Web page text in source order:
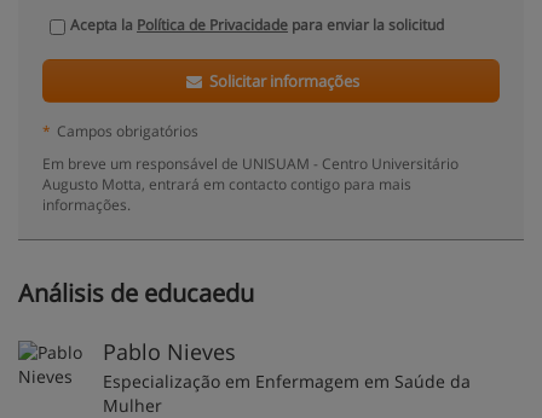
Acepta la Política de Privacidade para enviar la solicitud
Solicitar informações
* Campos obrigatórios
Em breve um responsável de UNISUAM - Centro Universitário
Augusto Motta, entrará em contacto contigo para mais
informações.
Análisis de educaedu
Pablo Nieves
Especialização em Enfermagem em Saúde da
Mulher